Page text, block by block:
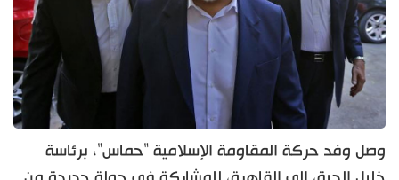
وصل وفد حركة المقاومة الإسلامية "حماس"، برئاسة